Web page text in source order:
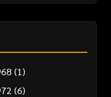
(1)
(6)